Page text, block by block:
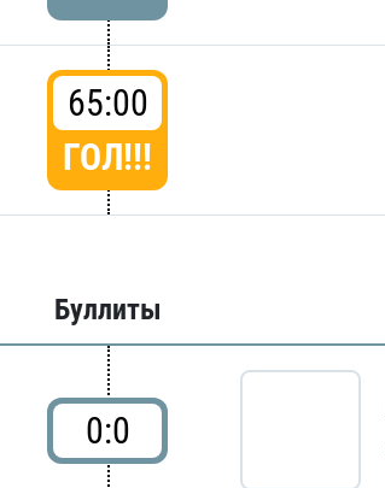
65:00
ГОЛ!!!
Буллиты
0:0